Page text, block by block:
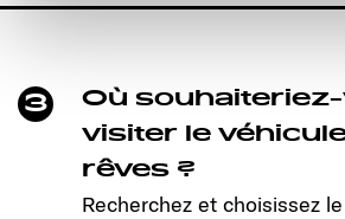
werden. Klicken Sie auf Ablehnen,
Ermöglichung der Seitennavigation
3
Où
visiter le
rêves ?
Recherchez et choisissez